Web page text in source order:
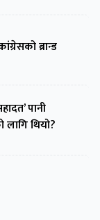
ब्रान्ड
पानी
थियो?